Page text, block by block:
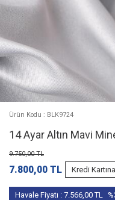
Ürün Kodu : BLK9724
14 Ayar Altın Mavi
9.750,00TL
7.800,00 TL Kredi
Havale Fiyatı : 7.566,00TL